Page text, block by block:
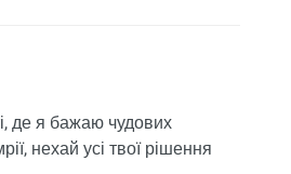
де я бажаю чудових
нехай усі твої рішення